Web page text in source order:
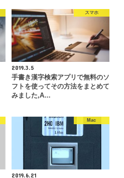
スマホ
2019.3.5
手書き漢字検索アプリで無料のソ
フトを使ってその方法をまとめて
みました,A…
Mac
2019.6.21